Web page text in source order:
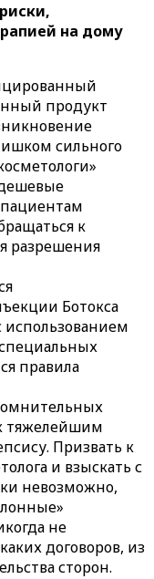
на дому
продукт
сильного
к
разрешения
Ботокса
правила
тяжелейшим
Призвать к
и взыскать с
невозможно,
не
договоров, из
сторон.